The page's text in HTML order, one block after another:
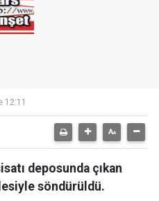
12:11
deposunda çıkan
söndürüldü.